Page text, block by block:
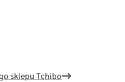
sklepu Tchibo